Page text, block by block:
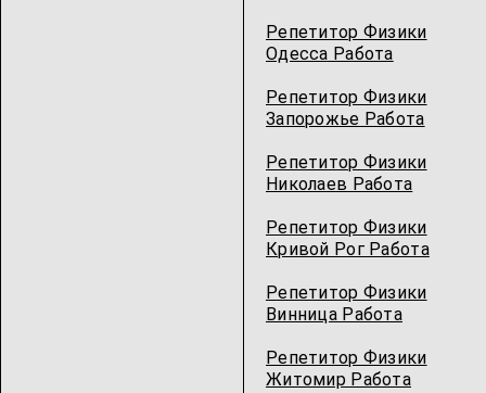
Репетитор Физики
Одесcа Работа
Репетитор Физики
Запорожье Работа
Репетитор Физики
Николаев Работа
Репетитор Физики
Кривой Рог Работа
Репетитор Физики
Винница Работа
Репетитор Физики
Житомир Работа